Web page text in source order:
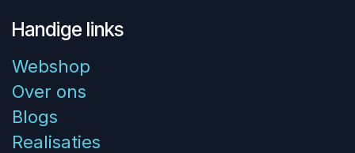
Handige links
Webshop
Over ons
Blogs
Realisaties